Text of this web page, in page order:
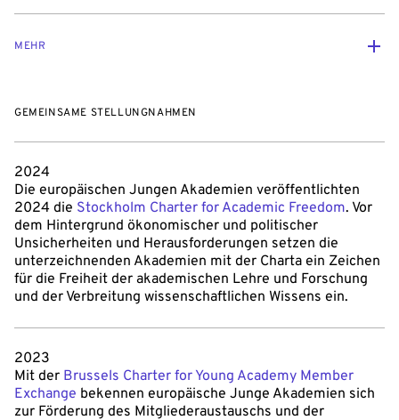
MEHR
GEMEINSAME STELLUNGNAHMEN
2024
Die europäischen Jungen Akademien veröffentlichten
2024 die Stockholm Charter for Academic Freedom. Vor
dem Hintergrund ökonomischer und politischer
Unsicherheiten und Herausforderungen setzen die
unterzeichnenden Akademien mit der Charta ein Zeichen
für die Freiheit der akademischen Lehre und Forschung
und der Verbreitung wissenschaftlichen Wissens ein.
2023
Mit der Brussels Charter for Young Academy Member
Exchange bekennen europäische Junge Akademien sich
zur Förderung des Mitgliederaustauschs und der